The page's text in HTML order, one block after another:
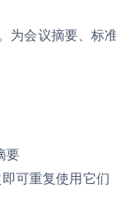
会议摘要、标
要
可重复使用它们